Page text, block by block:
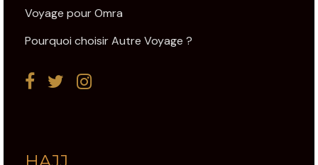
Voyage pour Omra
Pourquoi choisir Autre Voyage ?